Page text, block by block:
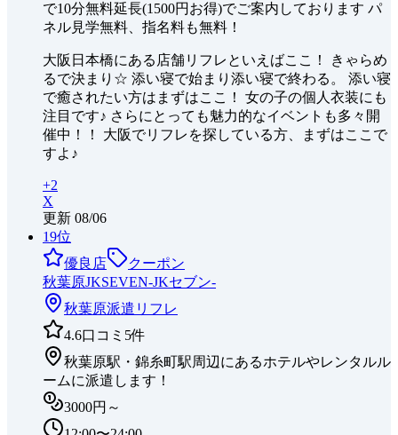
で10分無料延長(1500円お得)でご案内しております パ
ネル見学無料、指名料も無料！
大阪日本橋にある店舗リフレといえばここ！ きゃらめ
るで決まり☆ 添い寝で始まり添い寝で終わる。 添い寝
で癒されたい方はまずはここ！ 女の子の個人衣装にも
注目です♪ さらにとっても魅力的なイベントも多々開
催中！！ 大阪でリフレを探している方、まずはここで
すよ♪
+2
X
更新 08/06
19位
優良店
クーポン
秋葉原JKSEVEN-JKセブン-
秋葉原派遣リフレ
4.6口コミ 5件
秋葉原駅・錦糸町駅周辺にあるホテルやレンタルル
ームに派遣します！
3000円～